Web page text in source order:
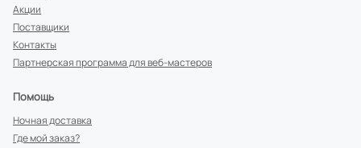
Акции
Поставщики
Контакты
Партнерская программа для веб-мастеров
Помощь
Ночная доставка
Где мой заказ?